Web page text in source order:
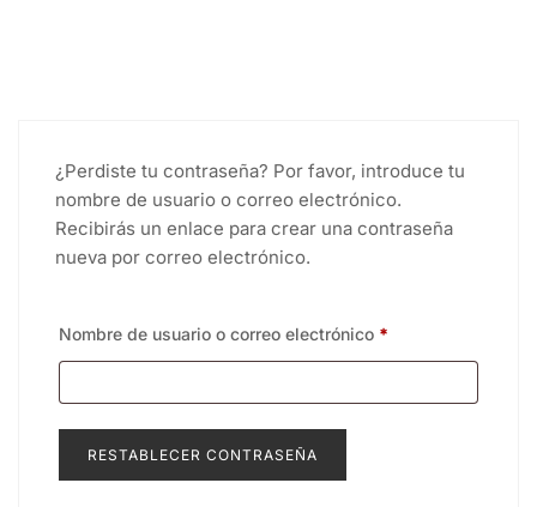
¿Perdiste tu contraseña? Por favor, introduce tu
nombre de usuario o correo electrónico.
Recibirás un enlace para crear una contraseña
nueva por correo electrónico.
Nombre de usuario o correo electrónico *
RESTABLECER CONTRASEÑA